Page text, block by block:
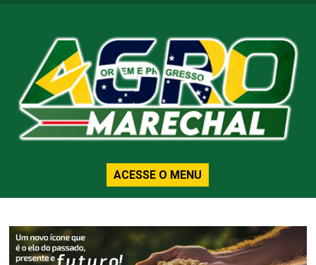
ACESSE O MENU